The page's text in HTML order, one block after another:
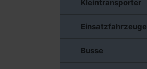
Kleintransporter
Einsatzfahrzeuge
Busse